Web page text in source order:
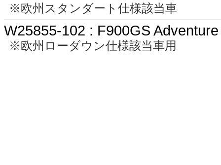
※欧州スタンダート仕様該当車
W25855-102 : F900GS
※欧州ローダウン仕様該当車用